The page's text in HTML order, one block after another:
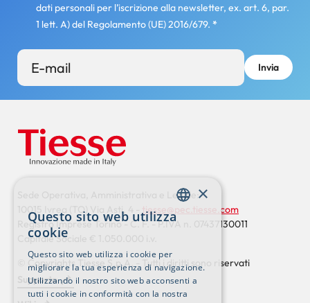
dati personali per l’iscrizione alla newsletter, ex. art. 6, par.
1 lett. A) del Regolamento (UE) 2016/679. *
Sede Operativa, Amministrativa e Legale:
10015 Ivrea (TO) Via Asti, 4 -
tiesse@pec.tiesse.com
Registro Imprese Torino - C. F. - P.IVA n. 07437130011
Capitale Sociale € 1.050.000 i.v.
© Copyrights Tiesse S.p.A. - Tutti i diritti sono riservati
Supporto
×
Questo sito web utilizza
cookie
Questo sito web utilizza i cookie per
migliorare la tua esperienza di navigazione.
Utilizzando il nostro sito web acconsenti a
tutti i cookie in conformità con la nostra